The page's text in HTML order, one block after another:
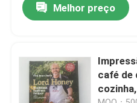
Peça umas citações
Impressão de livros de
Impressão de cartas de
Melhor preço
café de